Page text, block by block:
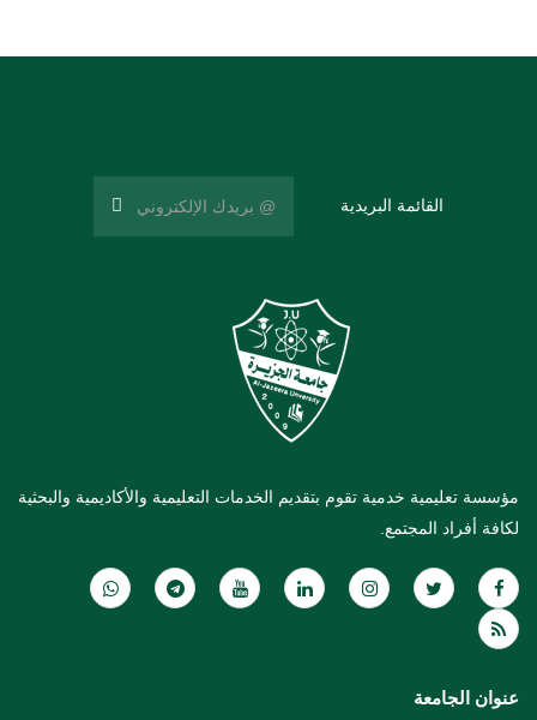
القائمة البريدية
مؤسسة تعليمية خدمية تقوم بتقديم الخدمات التعليمية والأكاديمية والبحثية
لكافة أفراد المجتمع.
عنوان الجامعة